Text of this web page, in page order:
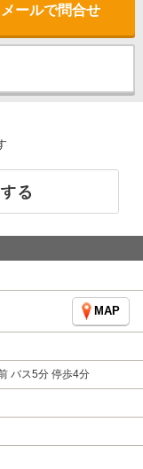
メールで問合せ
MAP
バス5分 停歩4分